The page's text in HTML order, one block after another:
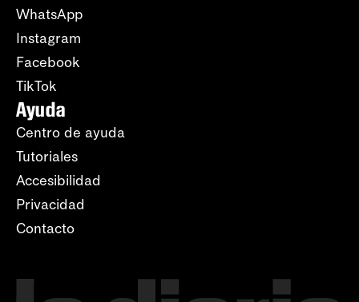
WhatsApp
Instagram
Facebook
TikTok
Ayuda
Centro de ayuda
Tutoriales
Accesibilidad
Privacidad
Contacto